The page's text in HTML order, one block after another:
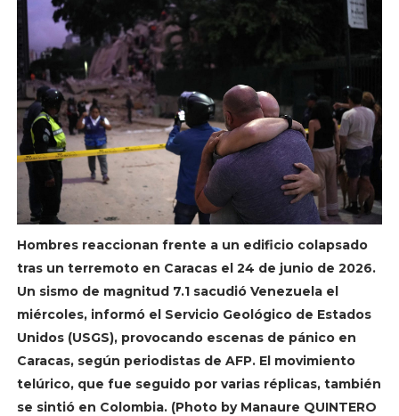
Hombres reaccionan frente a un edificio colapsado
tras un terremoto en Caracas el 24 de junio de 2026.
Un sismo de magnitud 7.1 sacudió Venezuela el
miércoles, informó el Servicio Geológico de Estados
Unidos (USGS), provocando escenas de pánico en
Caracas, según periodistas de AFP. El movimiento
telúrico, que fue seguido por varias réplicas, también
se sintió en Colombia. (Photo by Manaure QUINTERO